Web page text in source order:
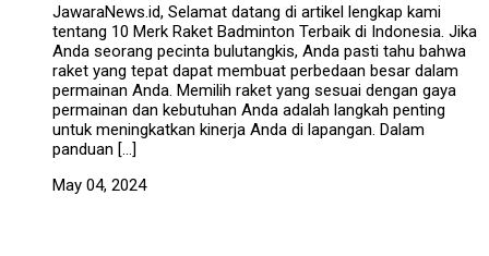
JawaraNews.id, Selamat datang di artikel lengkap kami
tentang 10 Merk Raket Badminton Terbaik di Indonesia. Jika
Anda seorang pecinta bulutangkis, Anda pasti tahu bahwa
raket yang tepat dapat membuat perbedaan besar dalam
permainan Anda. Memilih raket yang sesuai dengan gaya
permainan dan kebutuhan Anda adalah langkah penting
untuk meningkatkan kinerja Anda di lapangan. Dalam
panduan […]
May 04, 2024